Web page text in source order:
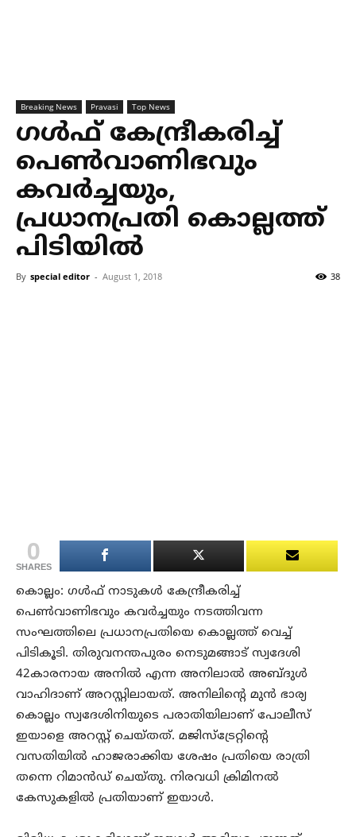
Breaking News Pravasi Top News
ഗള്‍ഫ് കേന്ദ്രീകരിച്ച്
പെണ്‍വാണിഭവും
കവര്‍ച്ചയും,
പ്രധാനപ്രതി കൊല്ലത്ത്
പിടിയില്‍
By special editor - August 1, 2018 38
0
SHARES
കൊല്ലം: ഗള്‍ഫ് നാടുകള്‍ കേന്ദ്രീകരിച്ച്
പെണ്‍വാണിഭവും കവര്‍ച്ചയും നടത്തിവന്ന
സംഘത്തിലെ പ്രധാനപ്രതിയെ കൊല്ലത്ത് വെച്ച്
പിടികൂടി. തിരുവനന്തപുരം നെടുമങ്ങാട് സ്വദേശി
42കാരനായ അനില്‍ എന്ന അനിലാല്‍ അബ്ദുള്‍
വാഹിദാണ് അറസ്റ്റിലായത്. അനിലിന്റെ മുന്‍ ഭാര്യ
കൊല്ലം സ്വദേശിനിയുടെ പരാതിയിലാണ് പോലീസ്
ഇയാളെ അറസ്റ്റ് ചെയ്തത്. മജിസ്‌ട്രേറ്റിന്റെ
വസതിയില്‍ ഹാജരാക്കിയ ശേഷം പ്രതിയെ രാത്രി
തന്നെ റിമാന്‍ഡ് ചെയ്തു. നിരവധി ക്രിമിനല്‍
കേസുകളില്‍ പ്രതിയാണ് ഇയാള്‍.